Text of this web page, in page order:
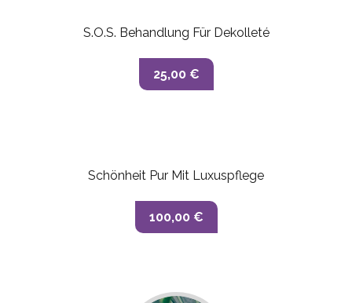
S.O.S. Behandlung Für Dekolleté
25,00 €
Schönheit Pur Mit Luxuspflege
100,00 €